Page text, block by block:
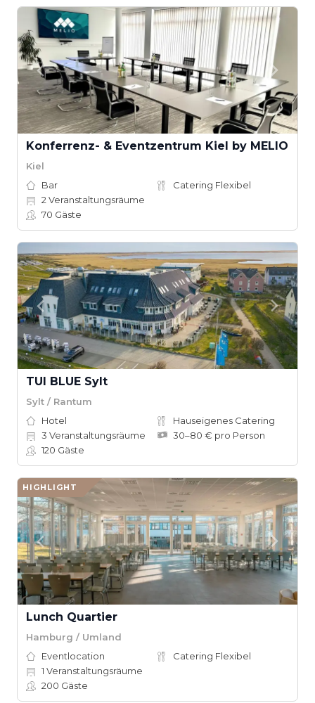
Konferrenz- & Eventzentrum Kiel by MELIO
Kiel
Bar
Catering Flexibel
2 Veranstaltungsräume
70 Gäste
TUI BLUE Sylt
Sylt / Rantum
Hotel
Hauseigenes Catering
3 Veranstaltungsräume
30–80 € pro Person
120 Gäste
HIGHLIGHT
Lunch Quartier
Hamburg / Umland
Eventlocation
Catering Flexibel
1 Veranstaltungsräume
200 Gäste